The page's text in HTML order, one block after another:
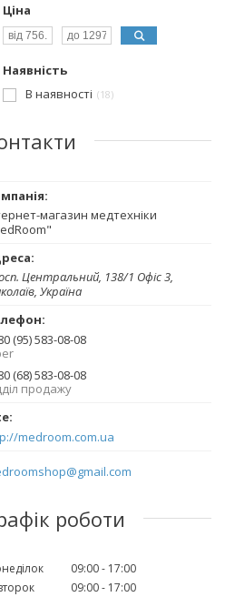
Ціна
Наявність
В наявності
18
магазин медтехніки
Центральний, 138/1 Офіс 3,
Україна
(95) 583-08-08
(68) 583-08-08
продажу
medroom.com.ua
роботи
09:00
17:00
09:00
17:00